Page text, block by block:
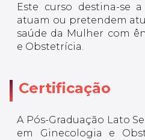
Este curso destina-se
atuam ou pretendem
saúde da Mulher com
e Obstetrícia.
Certificação
A Pós-Graduação Lato
em Ginecologia e